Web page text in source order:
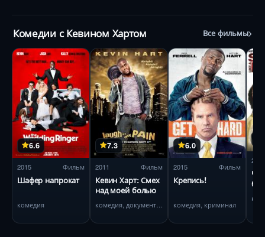
Комедии с Кевином Хартом Все фильмы
6.6
2015 Фильм
Шафер напрокат
комедия
7.3
2011 Фильм
Кевин Харт: Смех
над моей болью
6.0
2015 Фильм
Крепись!
комедия, криминал
2010